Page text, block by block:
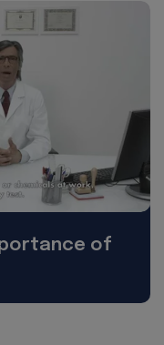
of